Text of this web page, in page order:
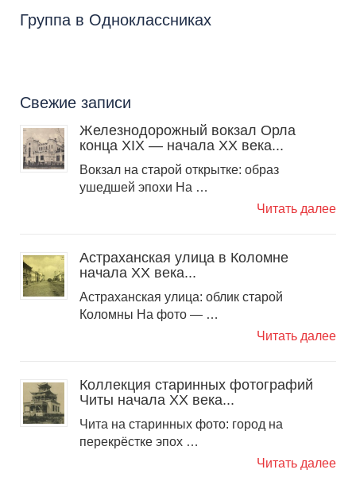
Группа в Одноклассниках
Свежие записи
Железнодорожный вокзал Орла
конца XIX — начала XX века...
Вокзал на старой открытке: образ
ушедшей эпохи На …
Читать далее
Астраханская улица в Коломне
начала XX века...
Астраханская улица: облик старой
Коломны На фото — …
Читать далее
Коллекция старинных фотографий
Читы начала ХХ века...
Чита на старинных фото: город на
перекрёстке эпох …
Читать далее